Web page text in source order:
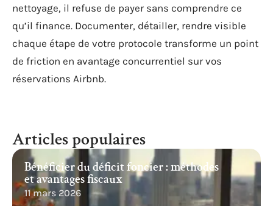
nettoyage, il refuse de payer sans comprendre ce
qu’il finance. Documenter, détailler, rendre visible
chaque étape de votre protocole transforme un point
de friction en avantage concurrentiel sur vos
réservations Airbnb.
Articles populaires
Bénéficier du déficit foncier : méthodes
et avantages fiscaux
11 mars 2026